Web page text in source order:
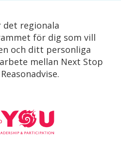
det regionala
för dig som vill
och ditt personliga
mellan Next Stop